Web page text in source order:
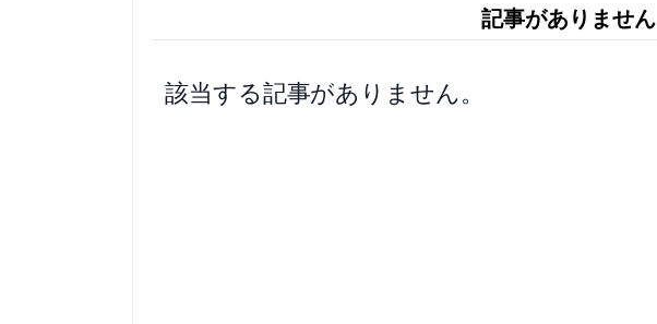
記事がありません
該当する記事がありません。